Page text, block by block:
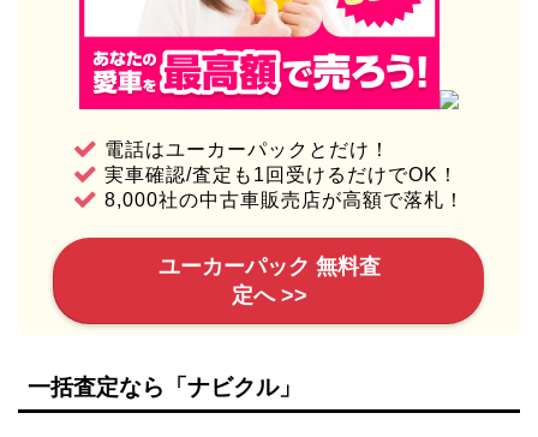
電話はユーカーパックとだけ！
実車確認/査定も1回受けるだけでOK！
8,000社の中古車販売店が高額で落札！
ユーカーパック 無料査
定へ >>
一括査定なら「ナビクル」